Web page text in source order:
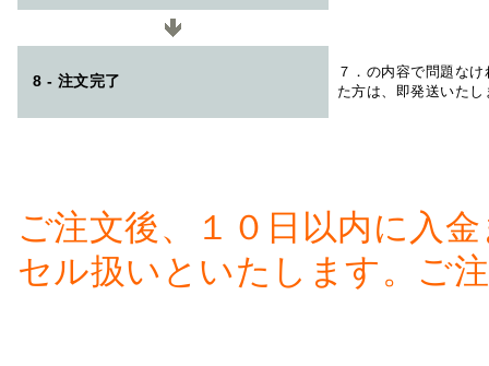
8 - 注文完了
７．の内容で問題な
た方は、即発送いたし
ご注文後、１０日以内に入
セル扱いといたします。ご